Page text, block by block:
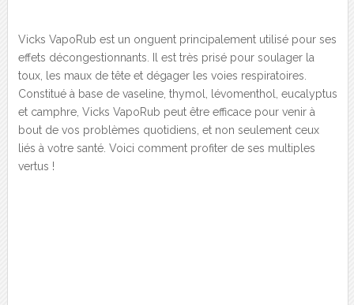
Vicks VapoRub est un onguent principalement utilisé pour ses
effets décongestionnants. Il est très prisé pour soulager la
toux, les maux de tête et dégager les voies respiratoires.
Constitué à base de vaseline, thymol, lévomenthol, eucalyptus
et camphre, Vicks VapoRub peut être efficace pour venir à
bout de vos problèmes quotidiens, et non seulement ceux
liés à votre santé. Voici comment profiter de ses multiples
vertus !